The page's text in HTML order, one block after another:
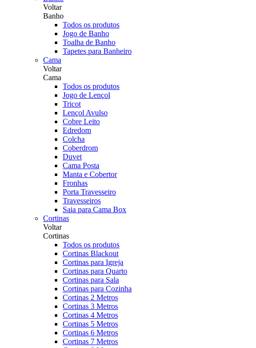
Voltar
Banho
Todos os produtos
Jogo de Banho
Toalha de Banho
Tapetes para Banheiro
Cama
Voltar
Cama
Todos os produtos
Jogo de Lençol
Tricot
Lençol Avulso
Cobre Leito
Edredom
Colcha
Coberdrom
Duvet
Cama Posta
Manta e Cobertor
Fronhas
Porta Travesseiro
Travesseiros
Saia para Cama Box
Cortinas
Voltar
Cortinas
Todos os produtos
Cortinas Blackout
Cortinas para Igreja
Cortinas para Quarto
Cortinas para Sala
Cortinas para Cozinha
Cortinas 2 Metros
Cortinas 3 Metros
Cortinas 4 Metros
Cortinas 5 Metros
Cortinas 6 Metros
Cortinas 7 Metros